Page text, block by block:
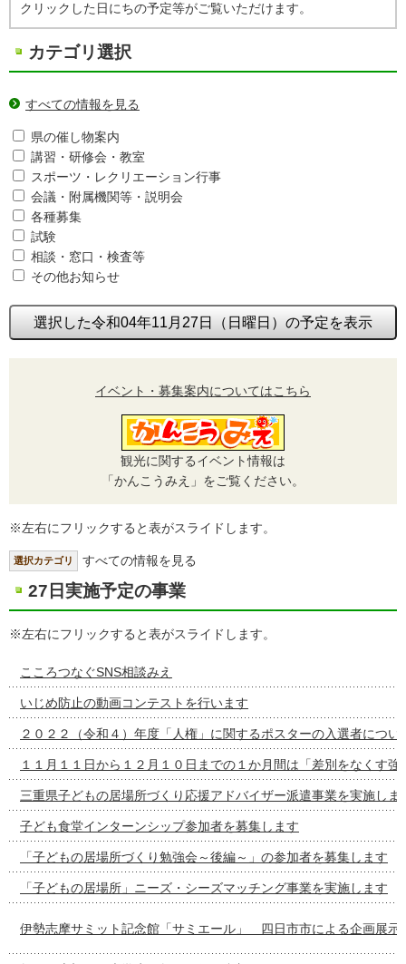
クリックした日にちの予定等がご覧いただけます。
カテゴリ選択
すべての情報を見る
県の催し物案内
講習・研修会・教室
スポーツ・レクリエーション行事
会議・附属機関等・説明会
各種募集
試験
相談・窓口・検査等
その他お知らせ
選択した令和04年11月27日（日曜日）の予定を表示
イベント・募集案内についてはこちら
観光に関するイベント情報は
「かんこうみえ」をご覧ください。
※左右にフリックすると表がスライドします。
選択カテゴリ すべての情報を見る
27日実施予定の事業
※左右にフリックすると表がスライドします。
こころつなぐSNS相談みえ
いじめ防止の動画コンテストを行います
２０２２（令和４）年度「人権」に関するポスターの入選者につい
１１月１１日から１２月１０日までの１か月間は「差別をなくす強
三重県子どもの居場所づくり応援アドバイザー派遣事業を実施しま
子ども食堂インターンシップ参加者を募集します
「子どもの居場所づくり勉強会～後編～」の参加者を募集します
「子どもの居場所」ニーズ・シーズマッチング事業を実施します
伊勢志摩サミット記念館「サミエール」 四日市市による企画展示